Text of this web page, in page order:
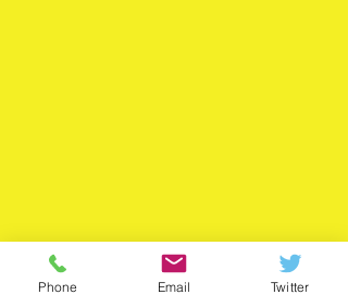
Phone Email Twitter